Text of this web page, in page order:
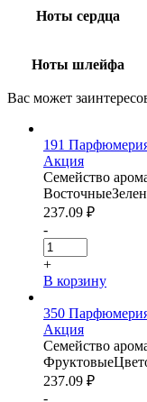
Ноты сердца
Ноты шлейфа
Вас может
191
Акция
Семейство
Восточные
237.09 ₽
-
+
В корзину
350
Акция
Семейство
Фруктовые
237.09 ₽
-